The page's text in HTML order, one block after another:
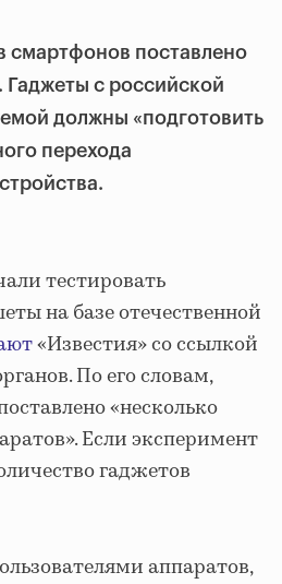
смартфонов поставлено
с российской
должны «подготовить
перехода
тестировать
на базе отечественной
«Известия» со ссылкой
По его словам,
«несколько
Если эксперимент
гаджетов
аппаратов,